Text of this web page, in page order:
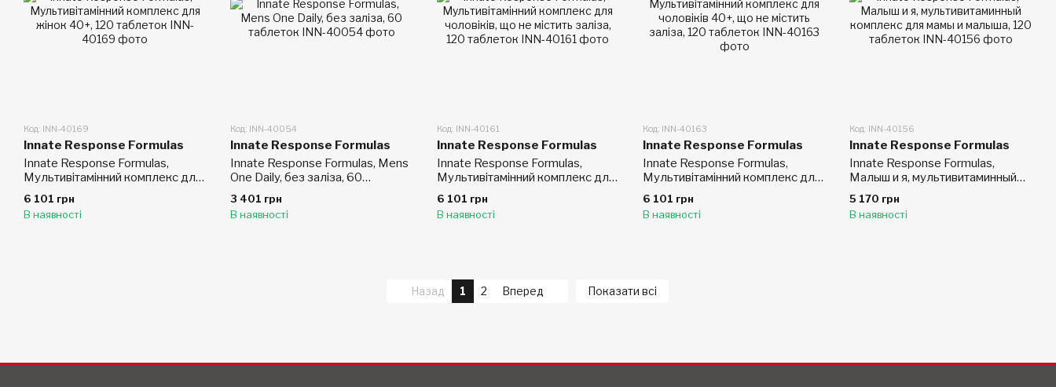
Код: INN-40169
Innate Response Formulas
Innate Response Formulas,
Мультивітамінний комплекс для
жінок 40+, 120 таблеток
6 101 грн
В наявності
Код: INN-40054
Innate Response Formulas
Innate Response Formulas, Mens
One Daily, без заліза, 60
таблеток
3 401 грн
В наявності
Код: INN-40161
Innate Response Formulas
Innate Response Formulas,
Мультивітамінний комплекс для
чоловіків, що не містить заліза,
120 таблеток
6 101 грн
В наявності
Код: INN-40163
Innate Response Formulas
Innate Response Formulas,
Мультивітамінний комплекс для
чоловіків 40+, що не містить
заліза, 120 таблеток
6 101 грн
В наявності
Код: INN-40156
Innate Response Formulas
Innate Response Formulas,
Малыш и я, мультивитаминный
комплекс для мамы и малыша,
120 таблеток
5 170 грн
В наявності
Назад 1 2 Вперед Показати всі